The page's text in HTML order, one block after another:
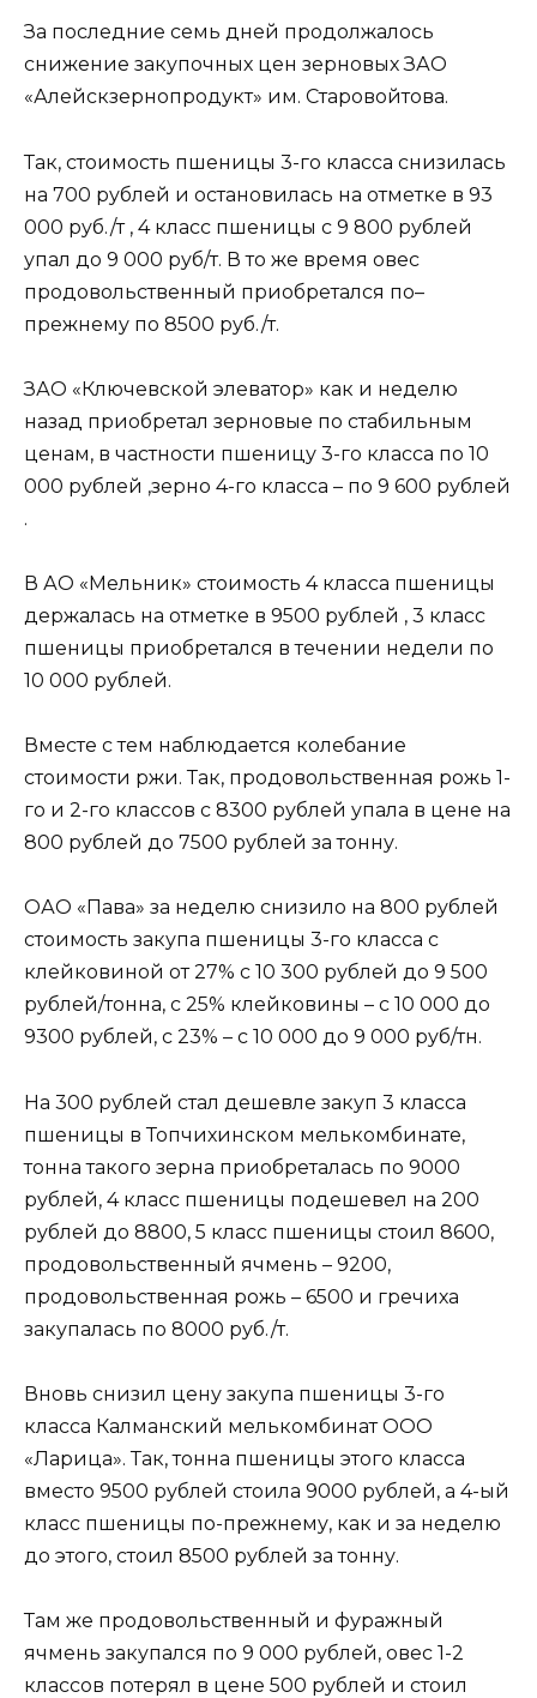
За последние семь дней продолжалось
снижение закупочных цен зерновых ЗАО
«Алейскзернопродукт» им. Старовойтова.
Так, стоимость пшеницы 3-го класса снизилась
на 700 рублей и остановилась на отметке в 93
000 руб./т , 4 класс пшеницы с 9 800 рублей
упал до 9 000 руб/т. В то же время овес
продовольственный приобретался по–
прежнему по 8500 руб./т.
ЗАО «Ключевской элеватор» как и неделю
назад приобретал зерновые по стабильным
ценам, в частности пшеницу 3-го класса по 10
000 рублей ,зерно 4-го класса – по 9 600 рублей
.
В АО «Мельник» стоимость 4 класса пшеницы
держалась на отметке в 9500 рублей , 3 класс
пшеницы приобретался в течении недели по
10 000 рублей.
Вместе с тем наблюдается колебание
стоимости ржи. Так, продовольственная рожь 1-
го и 2-го классов с 8300 рублей упала в цене на
800 рублей до 7500 рублей за тонну.
ОАО «Пава» за неделю снизило на 800 рублей
стоимость закупа пшеницы 3-го класса с
клейковиной от 27% с 10 300 рублей до 9 500
рублей/тонна, с 25% клейковины – с 10 000 до
9300 рублей, с 23% – с 10 000 до 9 000 руб/тн.
На 300 рублей стал дешевле закуп 3 класса
пшеницы в Топчихинском мелькомбинате,
тонна такого зерна приобреталась по 9000
рублей, 4 класс пшеницы подешевел на 200
рублей до 8800, 5 класс пшеницы стоил 8600,
продовольственный ячмень – 9200,
продовольственная рожь – 6500 и гречиха
закупалась по 8000 руб./т.
Вновь снизил цену закупа пшеницы 3-го
класса Калманский мелькомбинат ООО
«Ларица». Так, тонна пшеницы этого класса
вместо 9500 рублей стоила 9000 рублей, а 4-ый
класс пшеницы по-прежнему, как и за неделю
до этого, стоил 8500 рублей за тонну.
Там же продовольственный и фуражный
ячмень закупался по 9 000 рублей, овес 1-2
классов потерял в цене 500 рублей и стоил